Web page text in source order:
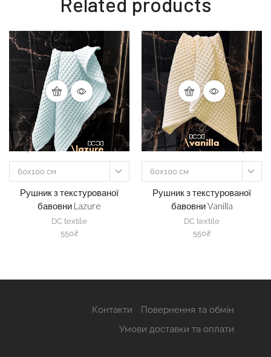
60х100 см
Рушник з текстурованої
бавовни Lazure
DC textile
550₴
60х100 см
Рушник з текстурованої
бавовни Vanilla
DC textile
550₴
Контакти
Повернення та обмін
Умови доставки та оплати